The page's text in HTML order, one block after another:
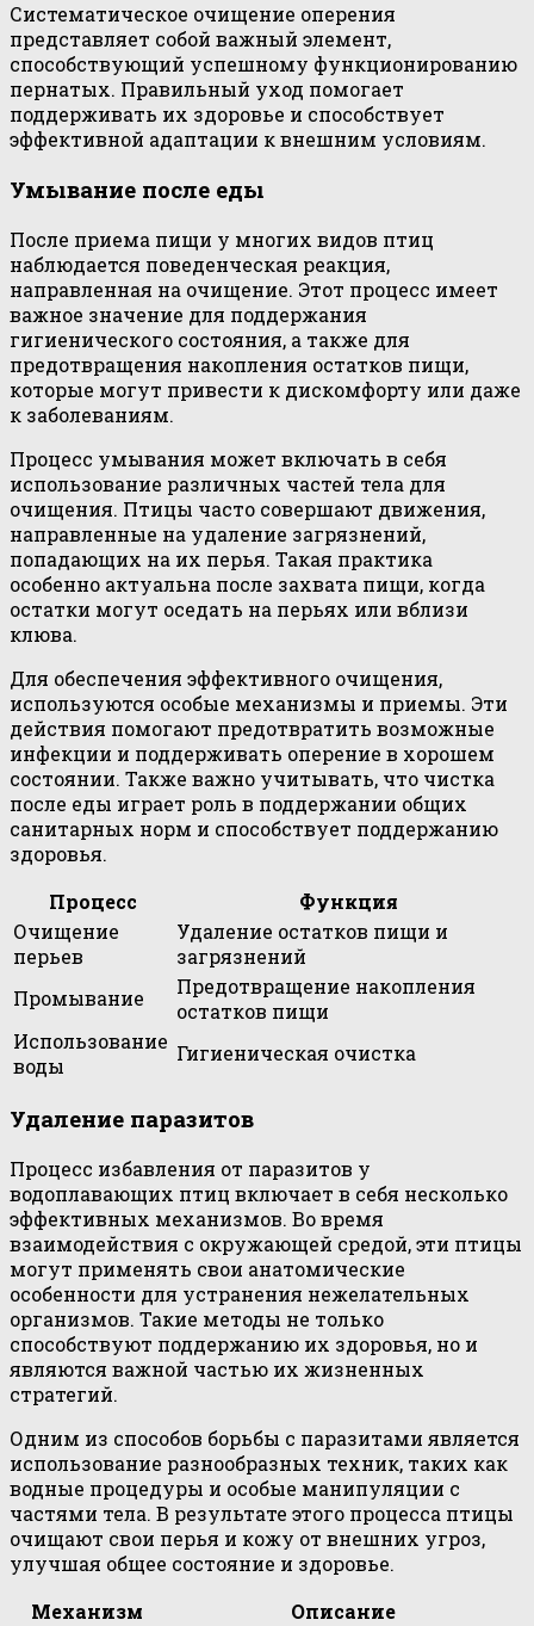
Систематическое очищение оперения
представляет собой важный элемент,
способствующий успешному функционированию
пернатых. Правильный уход помогает
поддерживать их здоровье и способствует
эффективной адаптации к внешним условиям.
Умывание после еды
После приема пищи у многих видов птиц
наблюдается поведенческая реакция,
направленная на очищение. Этот процесс имеет
важное значение для поддержания
гигиенического состояния, а также для
предотвращения накопления остатков пищи,
которые могут привести к дискомфорту или даже
к заболеваниям.
Процесс умывания может включать в себя
использование различных частей тела для
очищения. Птицы часто совершают движения,
направленные на удаление загрязнений,
попадающих на их перья. Такая практика
особенно актуальна после захвата пищи, когда
остатки могут оседать на перьях или вблизи
клюва.
Для обеспечения эффективного очищения,
используются особые механизмы и приемы. Эти
действия помогают предотвратить возможные
инфекции и поддерживать оперение в хорошем
состоянии. Также важно учитывать, что чистка
после еды играет роль в поддержании общих
санитарных норм и способствует поддержанию
здоровья.
Процесс
Функция
Очищение
перьев
Удаление остатков пищи и
загрязнений
Промывание
Предотвращение накопления
остатков пищи
Использование
воды
Гигиеническая очистка
Удаление паразитов
Процесс избавления от паразитов у
водоплавающих птиц включает в себя несколько
эффективных механизмов. Во время
взаимодействия с окружающей средой, эти птицы
могут применять свои анатомические
особенности для устранения нежелательных
организмов. Такие методы не только
способствуют поддержанию их здоровья, но и
являются важной частью их жизненных
стратегий.
Одним из способов борьбы с паразитами является
использование разнообразных техник, таких как
водные процедуры и особые манипуляции с
частями тела. В результате этого процесса птицы
очищают свои перья и кожу от внешних угроз,
улучшая общее состояние и здоровье.
Механизм
Описание